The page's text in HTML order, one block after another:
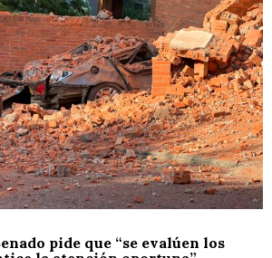
pide que “se evalúen los